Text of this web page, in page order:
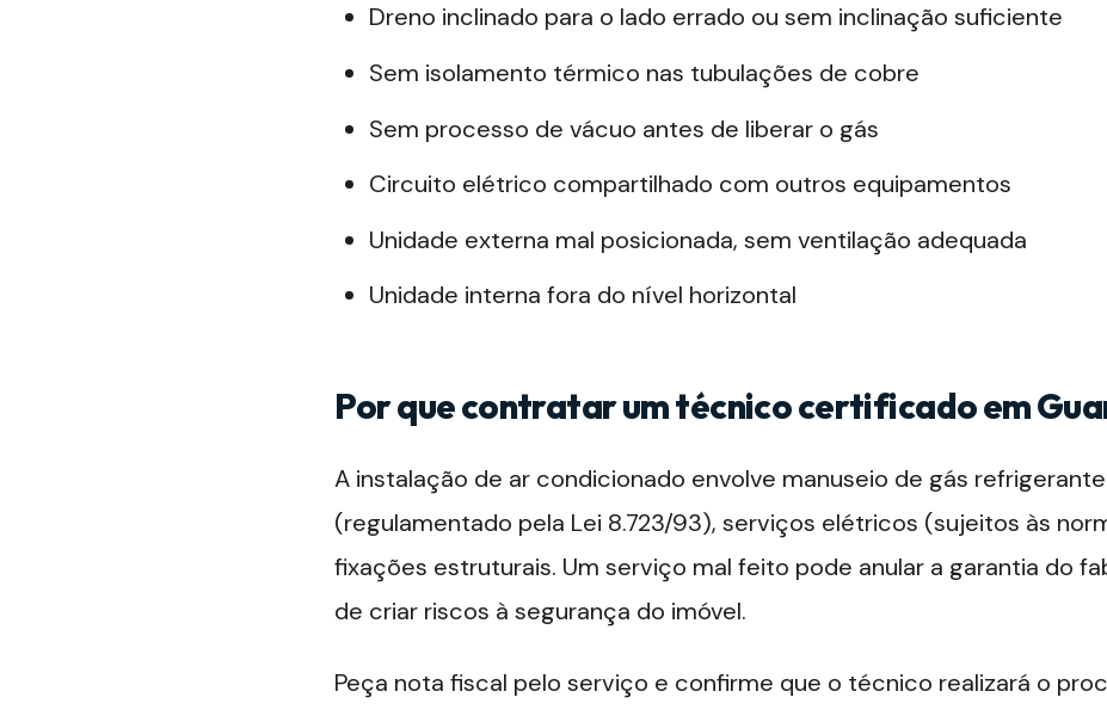
Dreno inclinado para o lado errado ou sem inclinação suficiente
Sem isolamento térmico nas tubulações de cobre
Sem processo de vácuo antes de liberar o gás
Circuito elétrico compartilhado com outros equipamentos
Unidade externa mal posicionada, sem ventilação adequada
Unidade interna fora do nível horizontal
Por que contratar um técnico certificado em
A instalação de ar condicionado envolve manuseio de gás refrigerante
(regulamentado pela Lei 8.723/93), serviços elétricos (sujeitos às
fixações estruturais. Um serviço mal feito pode anular a garantia do
de criar riscos à segurança do imóvel.
Peça nota fiscal pelo serviço e confirme que o técnico realizará o